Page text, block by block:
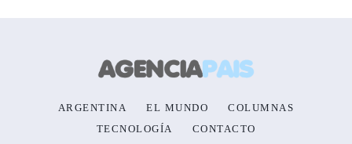
ARGENTINA EL MUNDO
COLUMNAS
TECNOLOGÍA
CONTACTO